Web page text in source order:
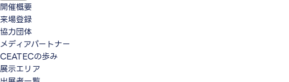
開催概要
来場登録
協力団体
メディアパートナー
CEATECの歩み
展示エリア